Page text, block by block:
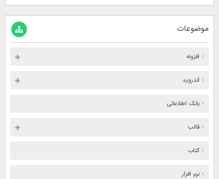
موضوعات
افزونه
اندروید
بانک اطلاعاتی
قالب
کتاب
نرم افزار